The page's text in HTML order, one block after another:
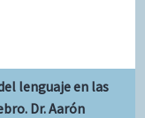
lenguaje en las
Dr. Aarón